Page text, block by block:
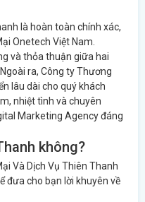
là hoàn toàn chính xác,
Onetech Việt Nam.
và thỏa thuận giữa hai
ra, Công ty Thương
lâu dài cho quý khách
nhiệt tình và chuyên
Marketing Agency đáng
không?
Và Dịch Vụ Thiên Thanh
đưa cho bạn lời khuyên về